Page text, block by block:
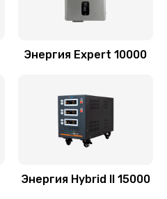
Энергия Expert 10000
Энергия Hybrid II 15000